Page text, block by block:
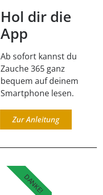
Hol dir die
App
Ab sofort kannst du
Zauche 365 ganz
bequem auf deinem
Smartphone lesen.
Zur Anleitung
DANKE!